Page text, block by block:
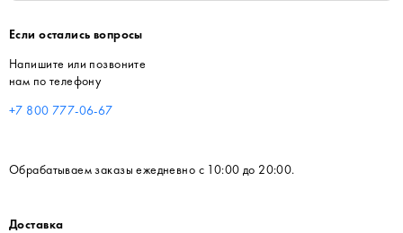
Если остались вопросы
Напишите или позвоните
нам по телефону
+7 800 777-06-67
Обрабатываем заказы ежедневно с 10:00 до 20:00.
Доставка